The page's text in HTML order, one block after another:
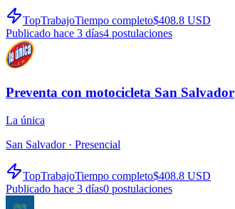
TopTrabajoTiempo completo$408.8 USD
Publicado hace 3 días4 postulaciones
Preventa con motocicleta San Salvador
La única
San Salvador · Presencial
TopTrabajoTiempo completo$408.8 USD
Publicado hace 3 días0 postulaciones